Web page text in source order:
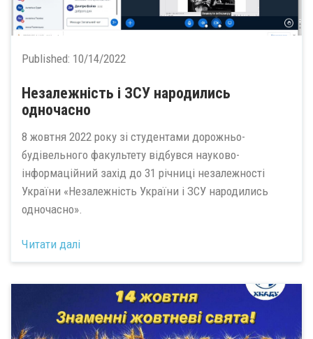
Published: 10/14/2022
Незалежність і ЗСУ народились
одночасно
8 жовтня 2022 року зі студентами дорожньо-
будівельного факультету відбувся науково-
інформаційний захід до 31 річниці незалежності
України «Незалежність України і ЗСУ народились
одночасно».
Читати далі